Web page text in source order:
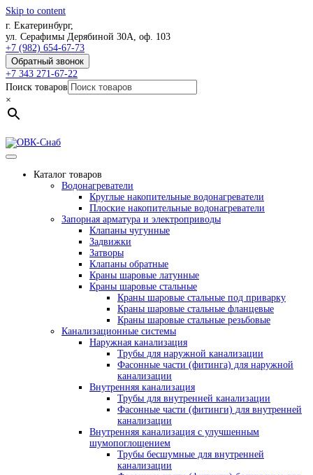
Skip to content
г. Екатеринбург,
ул. Серафимы Дерябиной 30А, оф. 103
+7 (982) 654-67-73
Обратный звонок
+7 343 271-67-22
Поиск товаров
×
Каталог товаров
Водонагреватели
Круглые накопительные водонагреватели
Плоские накопительные водонагреватели
Запорная арматура и электроприводы
Клапаны чугунные
Задвижки
Затворы
Клапаны обратные
Краны шаровые латунные
Краны шаровые стальные
Краны шаровые стальные под приварку
Краны шаровые стальные фланцевые
Краны шаровые стальные резьбовые
Канализационные системы
Наружная канализация
Трубы для наружной канализации
Фасонные части (фитинга) для наружной
канализации
Внутренняя канализация
Трубы для внутренней канализации
Фасонные части (фитинги) для внутренней
канализации
Внутренняя канализация с улучшенным
шумопоглощением
Трубы бесшумные для внутренней
канализации